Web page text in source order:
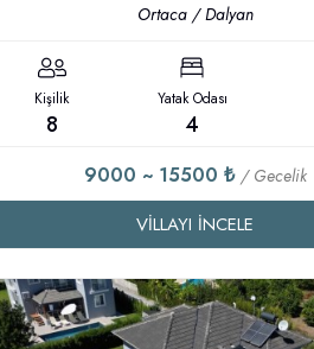
Ortaca / Dalyan
Kişilik
8
Yatak Odası
4
9000 ~ 15500 ₺ / Gecelik
VILLAYI İNCELE